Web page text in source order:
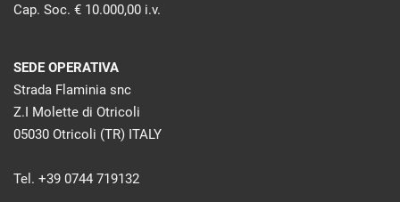
Cap. Soc. € 10.000,00 i.v.
SEDE OPERATIVA
Strada Flaminia snc
Z.I Molette di Otricoli
05030 Otricoli (TR) ITALY
Tel. +39 0744 719132